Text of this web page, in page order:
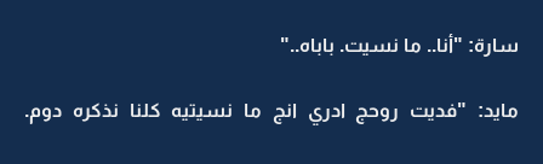
سارة: "أنا.. ما نسيت. باباه.."
مايد: "فديت روحج ادري انج ما نسيتيه كلنا نذكره دوم.